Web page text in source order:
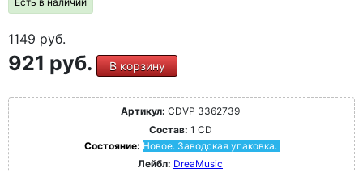
1149руб.
921 руб. В корзину
Артикул: CDVP 3362739
Состав: 1 CD
Состояние: Новое. Заводская упаковка.
Лейбл: DreaMusic